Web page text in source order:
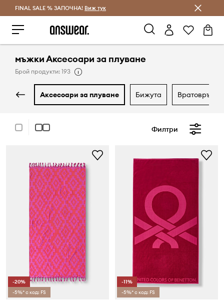
Спестявай с Answear Club
FINAL SALE % ЗАПОЧНА! Виж тук
мъжки Аксесоари за плуване
Брой продукти: 193
аксесоари за плуване бижута
Филтри
-20%
-5%* с код: FS
-11%
-5%* с код: FS